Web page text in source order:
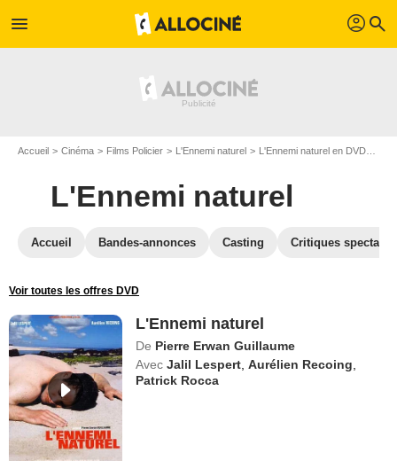
menu profil search
Accueil Cinéma Films Policier L'Ennemi naturel L'Ennemi naturel en DVD
L'Ennemi naturel
Accueil Bandes-annonces Casting Critiques
Voir toutes les offres DVD
L'Ennemi naturel
De Pierre Erwan Guillaume
Avec Jalil Lespert ,Aurélien Recoing
Patrick Rocca